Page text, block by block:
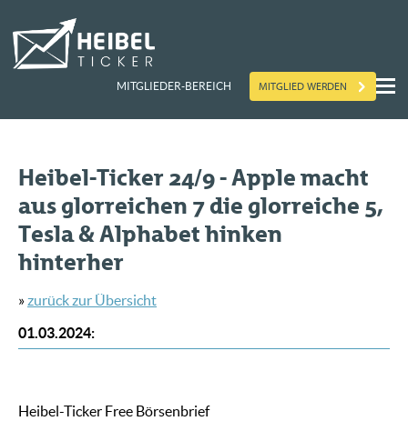
MITGLIEDER-BEREICH MITGLIED WERDEN
Heibel-Ticker 24/9 - Apple macht
aus glorreichen 7 die glorreiche 5,
Tesla & Alphabet hinken
hinterher
»zurück zur Übersicht
01.03.2024:
Heibel-Ticker Free Börsenbrief